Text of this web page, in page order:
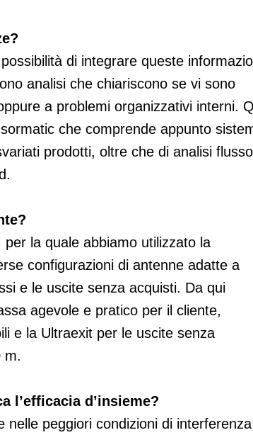
di integrare queste
analisi che chiariscono se vi sono
a problemi organizzativi interni.
che comprende appunto
prodotti, oltre che di analisi flusso
la quale abbiamo utilizzato la
configurazioni di antenne adatte a
e le uscite senza acquisti. Da qui
agevole e pratico per il cliente,
e la Ultraexit per le uscite senza
m.
l’efficacia d’insieme?
nelle peggiori condizioni di interferenza